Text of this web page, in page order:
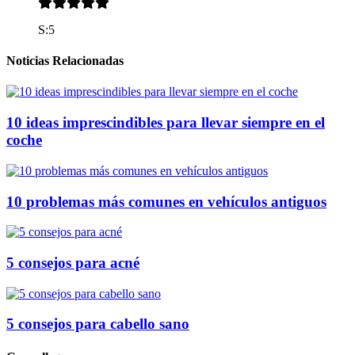
S:5
Noticias Relacionadas
10 ideas imprescindibles para llevar siempre en el
coche
10 problemas más comunes en vehículos antiguos
5 consejos para acné
5 consejos para cabello sano